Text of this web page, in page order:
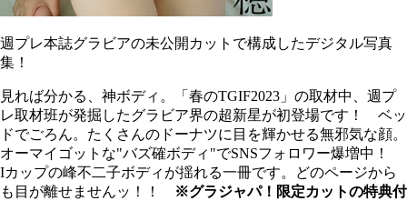
週プレ本誌グラビアの未公開カットで構成したデジタル写真
集！
見れば分かる、神ボディ。「春のTGIF2023」の取材中、週プ
レ取材班が発掘したグラビア界の超新星が初登場です！ ベッ
ドでごろん。たくさんのドーナツに目を輝かせる無邪気な顔。
オーマイゴットな"バズ確ボディ"でSNSフォロワー爆増中！
Iカップの峰不二子ボディが揺れる一冊です。どのページから
も目が離せませんッ！！
※グラジャパ！限定カットの特典付